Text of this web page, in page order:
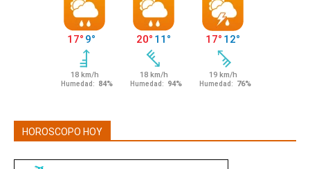
HOROSCOPO HOY